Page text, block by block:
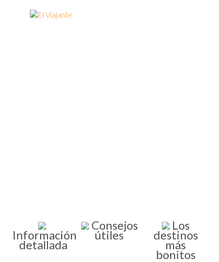
Información
detallada
Consejos
útiles
Los
destinos
más
bonitos